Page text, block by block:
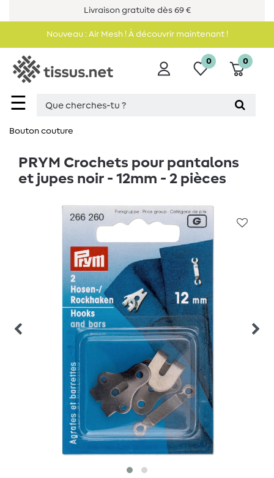
Livraison gratuite dès 69 €
Nouveau : Air Mesh ! À découvrir maintenant !
☰
0 0
Bouton couture
PRYM Crochets pour pantalons
et jupes noir - 12mm - 2 pièces